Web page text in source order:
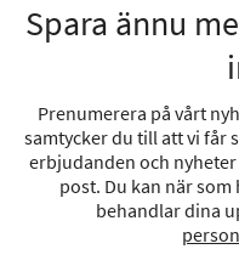
Spara ännu
Prenumerera på vårt
samtycker du till att vi får
erbjudanden och
post. Du kan när
behandlar dina